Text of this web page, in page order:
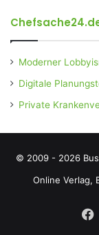
Moderner
Digitale
Private
© 2009 - 2026
Online Verlag,